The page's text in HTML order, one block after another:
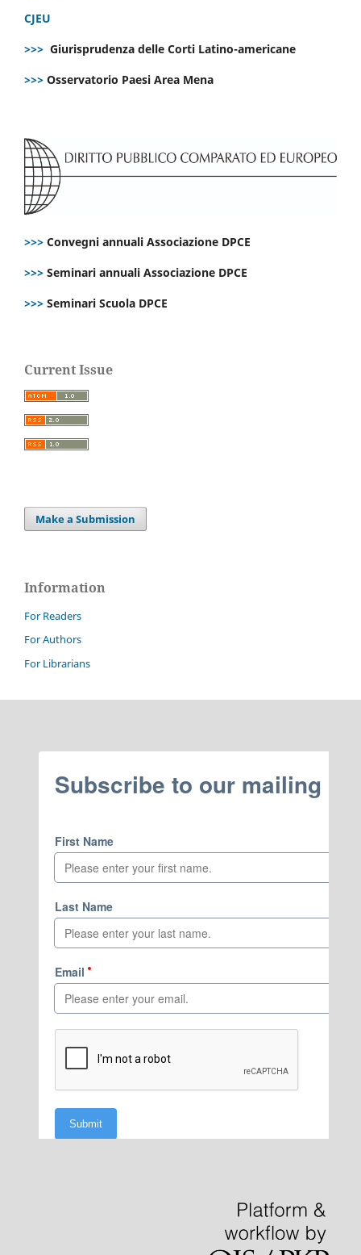
CJEU
>>> Giurisprudenza delle Corti Latino-americane
>>> Osservatorio Paesi Area Mena
>>> Convegni annuali Associazione DPCE
>>> Seminari annuali Associazione DPCE
>>> Seminari Scuola DPCE
Current Issue
Make a Submission
Information
For Readers
For Authors
For Librarians